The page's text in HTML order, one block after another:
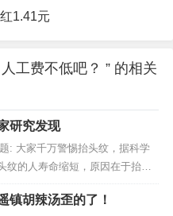
1.41元
工费不低吧？ ” 的相关
研究发现
大家千万警惕抬头纹，据科学
纹的人寿命缩短，原因在于抬头
羊一般生活的肯定不愉快...
镇胡辣汤歪的了！